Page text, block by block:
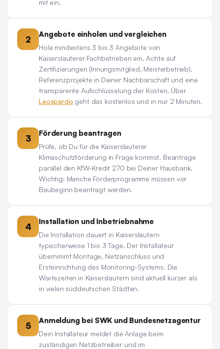
mit ein.
2 Angebote einholen und vergleichen
Hole mindestens 3 bis 3 Angebote von
Kaiserslauterer Fachbetrieben ein. Achte auf
Zertifizierungen (Innungsmitglied, Meisterbetrieb),
Referenzprojekte in Deiner Nachbarschaft und eine
transparente Aufschlüsselung der Kosten. Über
Leospardo geht das kostenlos und in nur 2 Minuten.
3 Förderung beantragen
Prüfe, ob Du für die Kaiserslauterer
Klimaschutzförderung in Frage kommst. Beantrage
parallel den KfW-Kredit 270 bei Deiner Hausbank.
Wichtig: Manche Förderprogramme müssen vor
Baubeginn beantragt werden.
4 Installation und Inbetriebnahme
Die Installation dauert in Kaiserslautern
typischerweise 1 bis 3 Tage. Der Installateur
übernimmt Montage, Netzanschluss und
Ersteinrichtung des Monitoring-Systems. Die
Wartezeiten in Kaiserslautern sind aktuell kürzer als
in vielen süddeutschen Städten.
5 Anmeldung bei SWK und Bundesnetzagentur
Dein Installateur meldet die Anlage beim
zuständigen Netzbetreiber und im